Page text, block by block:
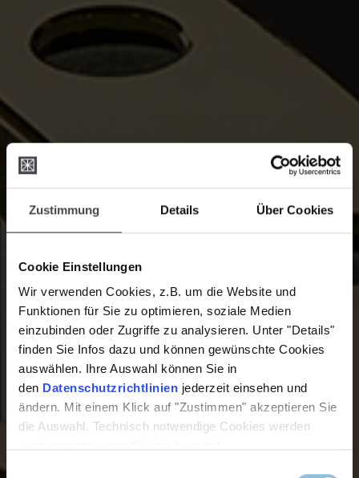
Zustimmung Details Über Cookies
Cookie Einstellungen
Wir verwenden Cookies, z.B. um die Website und
Funktionen für Sie zu optimieren, soziale Medien
einzubinden oder Zugriffe zu analysieren. Unter "Details"
finden Sie Infos dazu und können gewünschte Cookies
auswählen. Ihre Auswahl können Sie in
den Datenschutzrichtlinien jederzeit einsehen und
ändern. Mit einem Klick auf "Zustimmen" akzeptieren Sie
die Auswahl. Technisch notwendige Cookies werden
Einwilligungsauswahl